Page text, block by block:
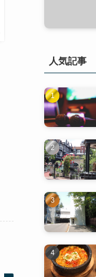
人気記事